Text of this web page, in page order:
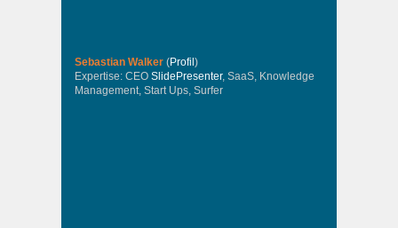
Sebastian Walker (Profil )
Expertise: CEO SlidePresenter, SaaS, Knowledge
Management, Start Ups, Surfer